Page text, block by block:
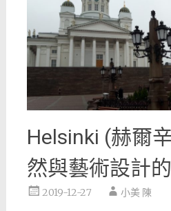
Helsinki (赫爾
然與藝術設計
2019-12-27 小美 陳